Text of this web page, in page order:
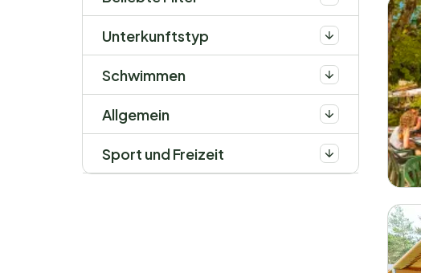
Unterkunftstyp
Schwimmen
Allgemein
Sport und Freizeit